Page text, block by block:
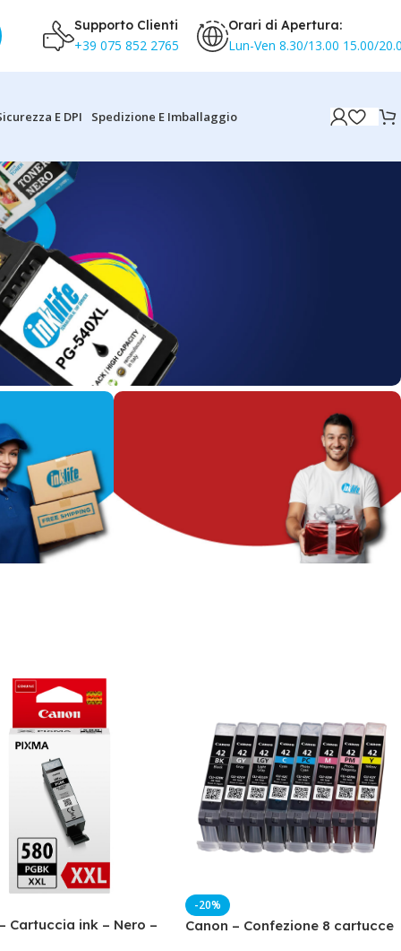
Supporto Clienti
+39 075 852 2765
Orari di Apertura:
Lun-Ven 8.30/13.00 15.00/
E DPI Spedizione E Imballaggio
offerta
fino al:
00
Sc
Cartuccia ink – Nero –
-20%
Canon – Confezione 8 cartucce